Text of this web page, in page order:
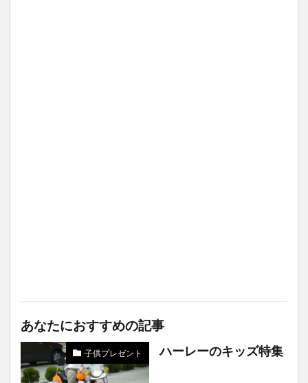
あなたにおすすめの記事
子供プレゼント ハーレーのキッズ特集